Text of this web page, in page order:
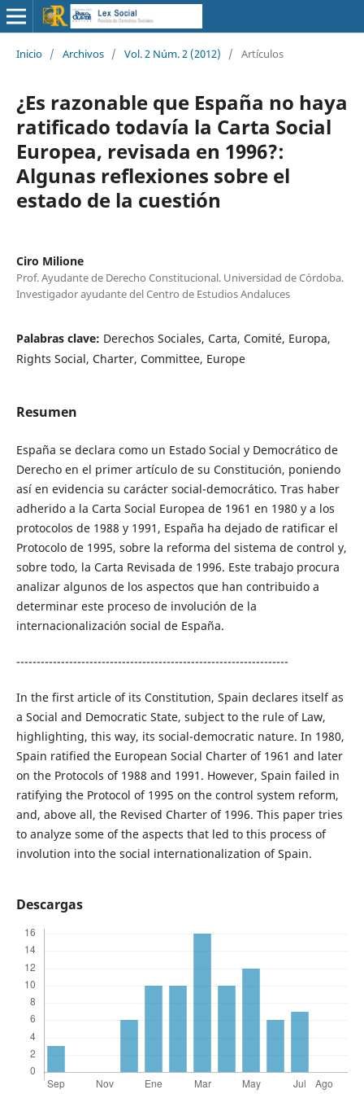
Inicio / Archivos / Vol. 2 Núm. 2 (2012) / Artículos
¿Es razonable que España no haya
ratificado todavía la Carta Social
Europea, revisada en 1996?:
Algunas reflexiones sobre el
estado de la cuestión
Ciro Milione
Prof. Ayudante de Derecho Constitucional. Universidad de Córdoba.
Investigador ayudante del Centro de Estudios Andaluces
Palabras clave: Derechos Sociales, Carta, Comité, Europa,
Rights Social, Charter, Committee, Europe
Resumen
España se declara como un Estado Social y Democrático de
Derecho en el primer artículo de su Constitución, poniendo
así en evidencia su carácter social-democrático. Tras haber
adherido a la Carta Social Europea de 1961 en 1980 y a los
protocolos de 1988 y 1991, España ha dejado de ratificar el
Protocolo de 1995, sobre la reforma del sistema de control y,
sobre todo, la Carta Revisada de 1996. Este trabajo procura
analizar algunos de los aspectos que han contribuido a
determinar este proceso de involución de la
internacionalización social de España.
-------------------------------------------------------------------
In the first article of its Constitution, Spain declares itself as
a Social and Democratic State, subject to the rule of Law,
highlighting, this way, its social-democratic nature. In 1980,
Spain ratified the European Social Charter of 1961 and later
on the Protocols of 1988 and 1991. However, Spain failed in
ratifying the Protocol of 1995 on the control system reform,
and, above all, the Revised Charter of 1996. This paper tries
to analyze some of the aspects that led to this process of
involution into the social internationalization of Spain.
Descargas